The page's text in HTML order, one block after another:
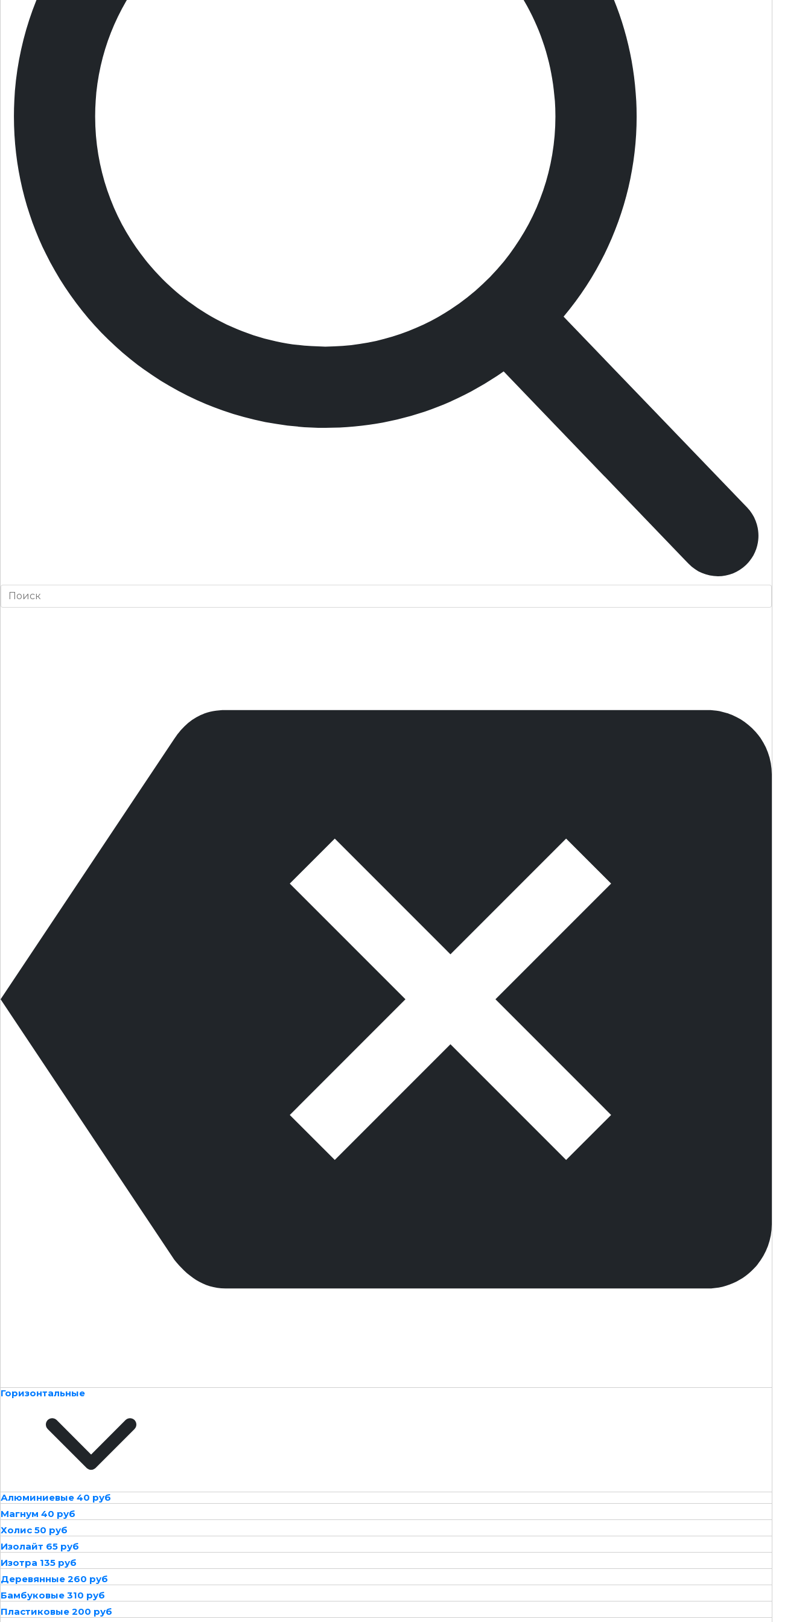
Горизонтальные
Алюминиевые 40 руб
Магнум 40 руб
Холис 50 руб
Изолайт 65 руб
Изотра 135 руб
Деревянные 260 руб
Бамбуковые 310 руб
Пластиковые 200 руб